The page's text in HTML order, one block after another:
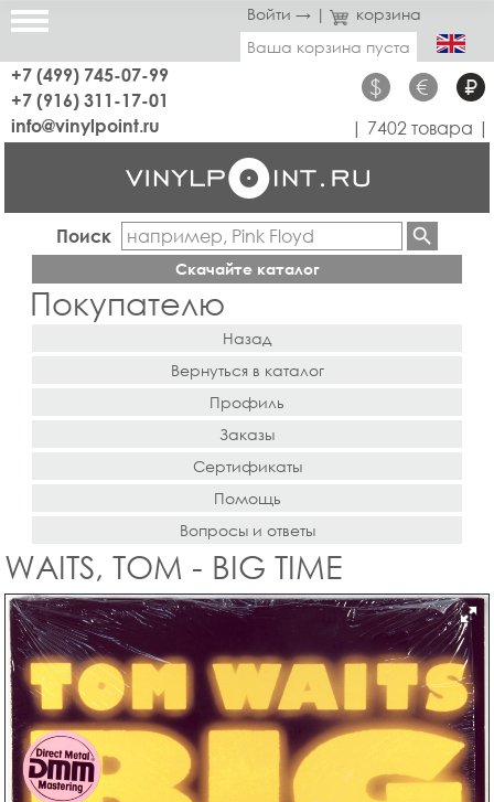
Войти → |
корзина
Ваша корзина пуста
+7 (499) 745-07-99
+7 (916) 311-17-01
$ € ₽
info@vinylpoint.ru | 7402 товара |
Поиск
Скачайте каталог
Покупателю
Назад
Вернуться в каталог
Профиль
Заказы
Сертификаты
Помощь
Вопросы и ответы
WAITS, TOM - BIG TIME